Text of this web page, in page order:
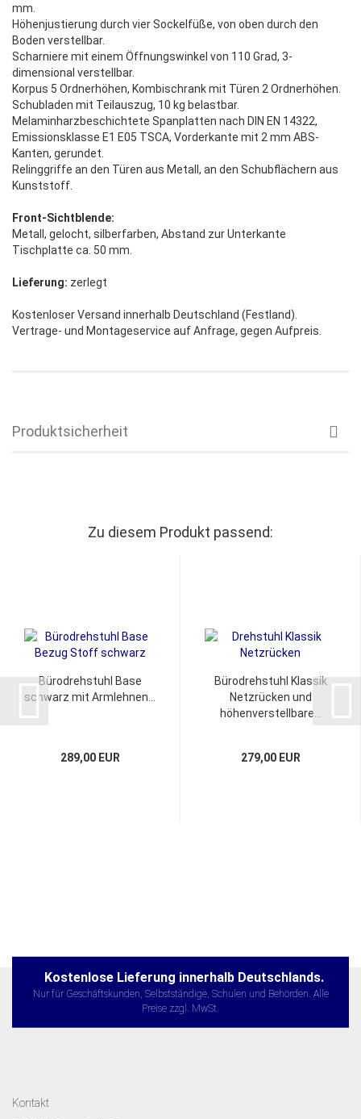
mm.
Höhenjustierung durch vier Sockelfüße, von oben durch den
Boden verstellbar.
Scharniere mit einem Öffnungswinkel von 110 Grad, 3-
dimensional verstellbar.
Korpus 5 Ordnerhöhen, Kombischrank mit Türen 2 Ordnerhöhen.
Schubladen mit Teilauszug, 10 kg belastbar.
Melaminharzbeschichtete Spanplatten nach DIN EN 14322,
Emissionsklasse E1 E05 TSCA, Vorderkante mit 2 mm ABS-
Kanten, gerundet.
Relinggriffe an den Türen aus Metall, an den Schubflächern aus
Kunststoff.
Front-Sichtblende:
Metall, gelocht, silberfarben, Abstand zur Unterkante
Tischplatte ca. 50 mm.
Lieferung: zerlegt
Kostenloser Versand innerhalb Deutschland (Festland).
Vertrage- und Montageservice auf Anfrage, gegen Aufpreis.
Produktsicherheit
Zu diesem Produkt passend:
Bürodrehstuhl Base
schwarz mit Armlehnen...
289,00 EUR
Bürodrehstuhl Klassik
Netzrücken und
höhenverstellbare...
279,00 EUR
Kostenlose Lieferung innerhalb Deutschlands.
Nur für Geschäftskunden, Selbstständige, Schulen und Behörden. Alle
Preise zzgl. MwSt.
Kontakt